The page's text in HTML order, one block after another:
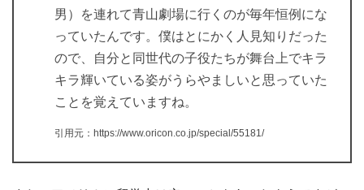
男）を連れて青山劇場に行くのが毎年恒例にな
っていたんです。僕はとにかく人見知りだった
ので、自分と同世代の子役たちが舞台上でキラ
キラ輝いている姿がうらやましいと思っていた
ことを覚えていますね。
引用元：https://www.oricon.co.jp/special/55181/